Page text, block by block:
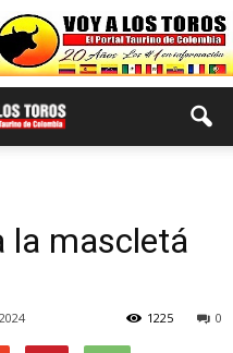
la mascletá
0
1225